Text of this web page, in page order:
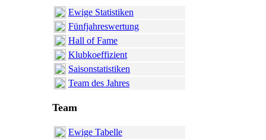
Ewige Statistiken
Fünfjahreswertung
Hall of Fame
Klubkoeffizient
Saisonstatistiken
Team des Jahres
Team
Ewige Tabelle